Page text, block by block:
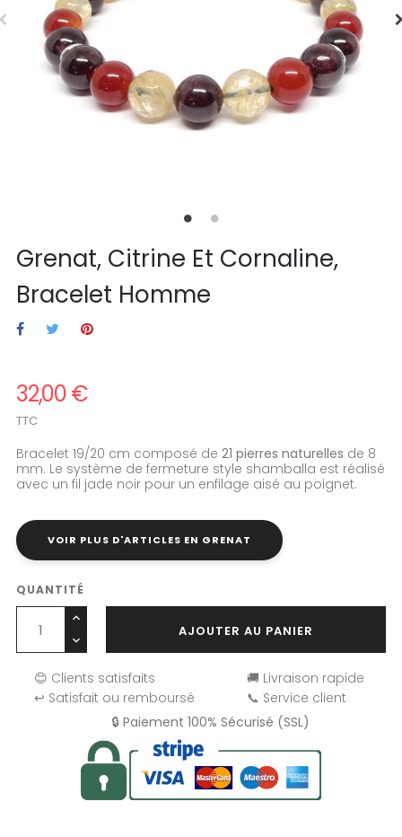
Grenat, Citrine Et Cornaline,
Bracelet Homme
32,00 €
TTC
Bracelet 19/20 cm composé de 21 pierres naturelles de 8
mm. Le système de fermeture style shamballa est réalisé
avec un fil jade noir pour un enfilage aisé au poignet.
VOIR PLUS D'ARTICLES EN GRENAT
QUANTITÉ
AJOUTER AU PANIER
😊 Clients satisfaits
🚚 Livraison rapide
↩️ Satisfait ou remboursé
📞 Service client
🔒 Paiement 100% Sécurisé (SSL)